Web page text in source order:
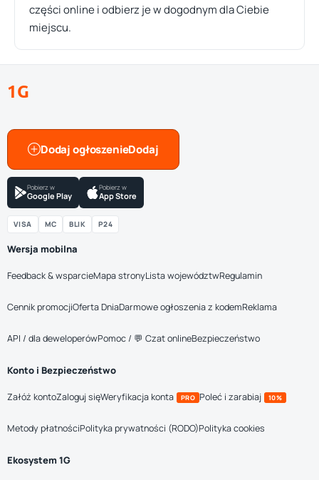
części online i odbierz je w dogodnym dla Ciebie
miejscu.
1G
Dodaj ogłoszenie
Pobierz w
Google Play
Pobierz w
App Store
VISA MC BLIK P24
Wersja mobilna
Feedback & wsparcieMapa stronyLista województwRegulamin
Cennik promocjiOferta DniaDarmowe ogłoszenia z kodemReklama
API / dla deweloperówPomoc / 💬 Czat onlineBezpieczeństwo
Konto i Bezpieczeństwo
Załóż kontoZaloguj sięWeryfikacja konta PRO Poleć i zarabiaj 10%
Metody płatnościPolityka prywatności (RODO)Polityka cookies
Ekosystem 1G